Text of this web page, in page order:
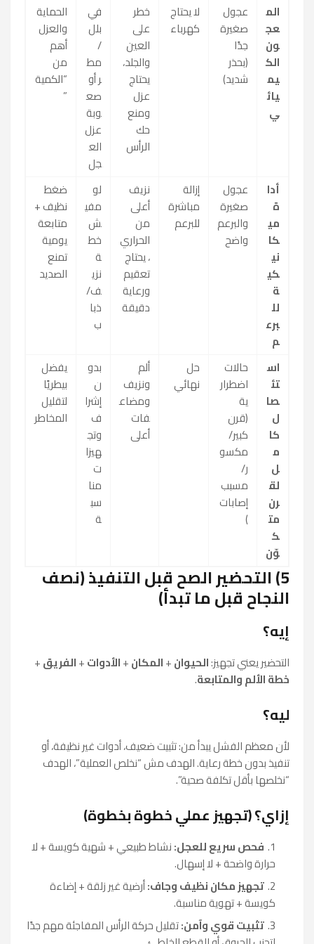
الم
عج
ون
الك
يم
يائ
ي
عجول
صغيرة
جدًا
(بحذر
شديد)
لا يحتاج
كهرباء
خطر
على
العين
والجلد،
يحتاج
عزل
ومنع
حك
الرأس
في
بلل
/
مط
ر أو
صع
وبة
عزل
الع
جل
الحماية
والعزل
أهم
من
“الكمية
”
أدا
ة
مي
كا
ني
كي
ة
لل
برع
م
عجول
صغيرة
والبرعم
واضح
إزالة
مباشرة
للبرعم
نزيف
أعلى
من
الحراري
، يحتاج
تعقيم
ورعاية
دقيقة
لو
مفي
ش
خط
ة
نزي
ف/
ذبا
ب
ضغط
نظيف +
متابعة
يومية
تمنع
الصديد
اس
تئ
صا
ل
كا
م
ل
لق
رن
مت
ك
وّن
حالات
اضطرار
ية
(قرن
كبير/
مكسو
ر/
مسبب
إصابات
)
حل
نهائي
ألم
ونزيف
ومضاع
فات
أعلى
بدو
ن
إشرا
ف
وتج
هيزا
ت
منا
سب
ة
يفضل
بيطريًا
لتقليل
المخاطر
5) التحضير الصح قبل التنفيذ (نصف
النجاح قبل ما تبدأ)
إيه؟
التحضير يعني تجهيز:الحيوان+المكان+الأدوات+الفريق+
خطة الألم والمتابعة.
ليه؟
لأن معظم الفشل يبدأ من: تثبيت ضعيف، أدوات غير نظيفة، أو
تنفيذ بدون خطة رعاية. الهدف مش “نخلص العملية”، الهدف
“نخلصها بأقل تكلفة صحية”.
إزاي؟ (تجهيز عملي خطوة بخطوة)
فحص سريع للعجل:نشاط طبيعي + شهية كويسة + لا
حرارة واضحة + لا إسهال.
تجهيز مكان نظيف وجاف:أرضية غير زلقة + إضاءة
كويسة + تهوية مناسبة.
تثبيت قوي وآمن:تقليل حركة الرأس المفاجئة مهم جدًا